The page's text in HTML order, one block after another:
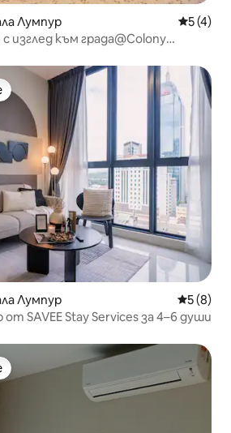
Лумпур Средна
5 (4)
изглед към града@Colony
Лумпур Средна
5 (8)
SAVEE Stay Services за 4–6 души